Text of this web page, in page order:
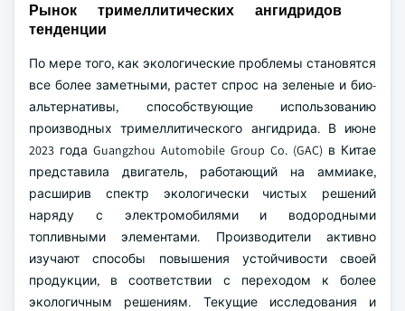
Рынок тримеллитических ангидридов
тенденции
По мере того, как экологические проблемы становятся
все более заметными, растет спрос на зеленые и био-
альтернативы, способствующие использованию
производных тримеллитического ангидрида. В июне
2023 года Guangzhou Automobile Group Co. (GAC) в Китае
представила двигатель, работающий на аммиаке,
расширив спектр экологически чистых решений
наряду с электромобилями и водородными
топливными элементами. Производители активно
изучают способы повышения устойчивости своей
продукции, в соответствии с переходом к более
экологичным решениям. Текущие исследования и